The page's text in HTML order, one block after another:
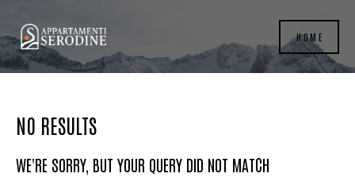
HOME
NO RESULTS
WE'RE SORRY, BUT YOUR QUERY DID NOT MATCH